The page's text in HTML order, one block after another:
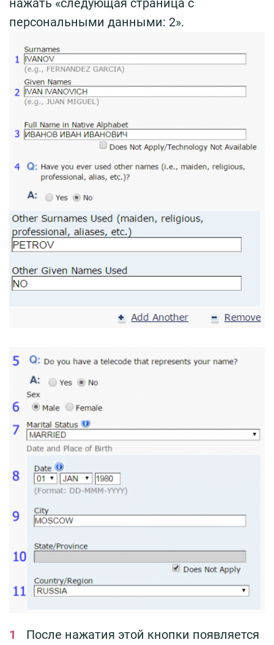
нажать «следующая страница с
персональными данными: 2».
После нажатия этой кнопки появляется